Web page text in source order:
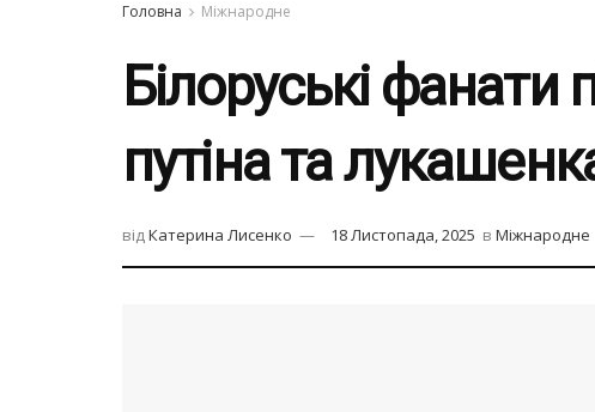
Головна Міжнародне
Білоруські
путіна та
відКатерина Лисенко 18 Листопада, 2025 в Міжнародне